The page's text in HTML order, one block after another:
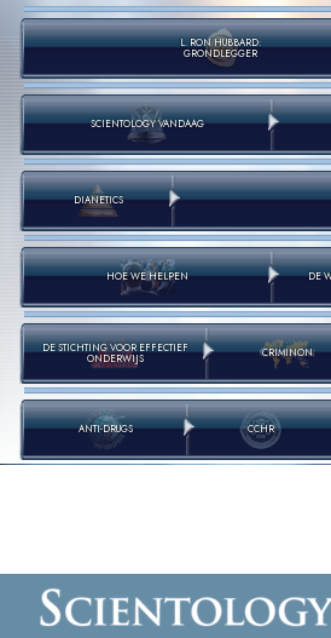
L. RON HUBBARD:
GRONDLEGGER
SCIENTOLOGY VANDAAG
DIANETICS
HOE WE HELPEN DE
DE STICHTING VOOR EFFECTIEF
ONDERWIJS CRIMINON
ANTI-DRUGS CCHR